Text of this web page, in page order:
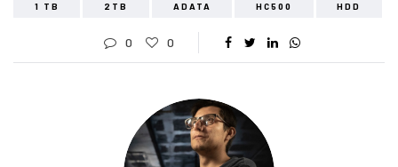
1 TB 2TB ADATA HC500 HDD
0 0